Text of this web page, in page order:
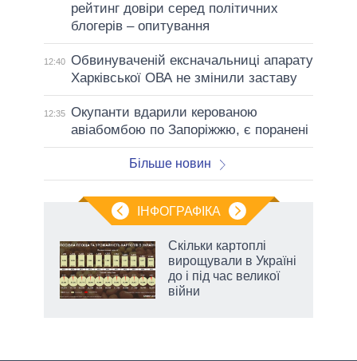
рейтинг довіри серед політичних
блогерів – опитування
12:40 Обвинуваченій ексначальниці апарату
Харківської ОВА не змінили заставу
12:35 Окупанти вдарили керованою
авіабомбою по Запоріжжю, є поранені
Більше новин
ІНФОГРАФІКА
Скільки картоплі
вирощували в Україні
до і під час великої
війни